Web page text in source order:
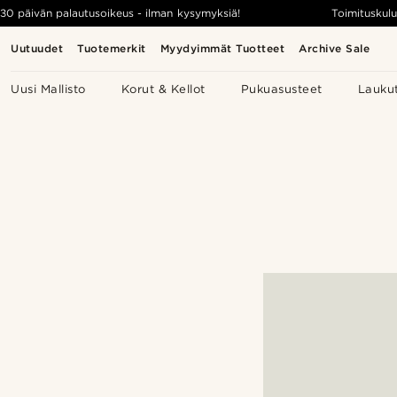
Uutuudet Tuotemerkit Myydyimmät Tuotteet Archive Sale
Uusi Mallisto Korut & Kellot Pukuasusteet
30 päivän palautusoikeus - ilman kysymyksiä!